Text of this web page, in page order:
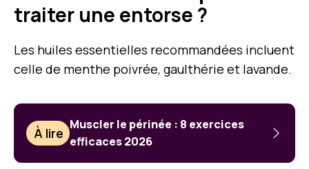
traiter une entorse ?
Les huiles essentielles recommandées incluent
celle de menthe poivrée, gaulthérie et lavande.
À lire
Muscler le périnée : 8 exercices
efficaces 2026